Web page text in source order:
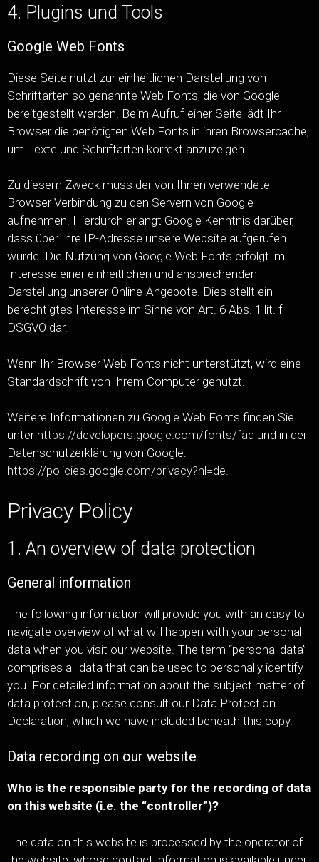
4. Plugins und Tools
Google Web Fonts
Diese Seite nutzt zur einheitlichen Darstellung von
Schriftarten so genannte Web Fonts, die von Google
bereitgestellt werden. Beim Aufruf einer Seite lädt Ihr
Browser die benötigten Web Fonts in ihren Browsercache,
um Texte und Schriftarten korrekt anzuzeigen.
Zu diesem Zweck muss der von Ihnen verwendete
Browser Verbindung zu den Servern von Google
aufnehmen. Hierdurch erlangt Google Kenntnis darüber,
dass über Ihre IP-Adresse unsere Website aufgerufen
wurde. Die Nutzung von Google Web Fonts erfolgt im
Interesse einer einheitlichen und ansprechenden
Darstellung unserer Online-Angebote. Dies stellt ein
berechtigtes Interesse im Sinne von Art. 6 Abs. 1 lit. f
DSGVO dar.
Wenn Ihr Browser Web Fonts nicht unterstützt, wird eine
Standardschrift von Ihrem Computer genutzt.
Weitere Informationen zu Google Web Fonts finden Sie
unter https://developers.google.com/fonts/faq und in der
Datenschutzerklärung von Google:
https://policies.google.com/privacy?hl=de.
Privacy Policy
1. An overview of data protection
General information
The following information will provide you with an easy to
navigate overview of what will happen with your personal
data when you visit our website. The term “personal data”
comprises all data that can be used to personally identify
you. For detailed information about the subject matter of
data protection, please consult our Data Protection
Declaration, which we have included beneath this copy.
Data recording on our website
Who is the responsible party for the recording of data
on this website (i.e. the “controller”)?
The data on this website is processed by the operator of